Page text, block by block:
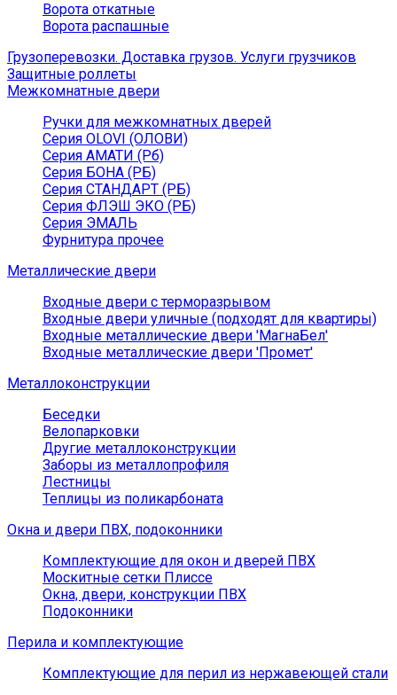
Ворота откатные
Ворота распашные
Грузоперевозки. Доставка грузов. Услуги грузчиков
Защитные роллеты
Межкомнатные двери
Ручки для межкомнатных дверей
Серия OLOVI (ОЛОВИ)
Серия АМАТИ (Рб)
Серия БОНА (РБ)
Серия СТАНДАРТ (РБ)
Серия ФЛЭШ ЭКО (РБ)
Серия ЭМАЛЬ
Фурнитура прочее
Металлические двери
Входные двери с терморазрывом
Входные двери уличные (подходят для квартиры)
Входные металлические двери 'МагнаБел'
Входные металлические двери 'Промет'
Металлоконструкции
Беседки
Велопарковки
Другие металлоконструкции
Заборы из металлопрофиля
Лестницы
Теплицы из поликарбоната
Окна и двери ПВХ, подоконники
Комплектующие для окон и дверей ПВХ
Москитные сетки Плиссе
Окна, двери, конструкции ПВХ
Подоконники
Перила и комплектующие
Комплектующие для перил из нержавеющей стали